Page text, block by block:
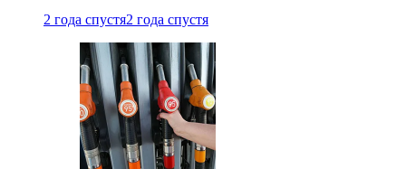
2 года спустя2 года спустя